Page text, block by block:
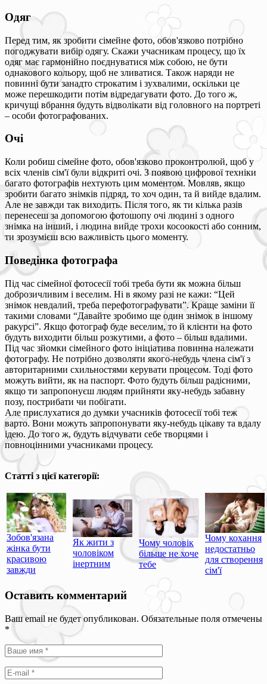
Одяг
Перед тим, як зробити сімейне фото, обов'язково потрібно
погоджувати вибір одягу. Скажи учасникам процесу, що їх
одяг має гармонійно поєднуватися між собою, не бути
однакового кольору, щоб не зливатися. Також наряди не
повинні бути занадто строкатим і зухвалими, оскільки це
може перешкодити потім відредагувати фото. До того ж,
кричущі вбрання будуть відволікати від головного на портреті
– особи фотографованих.
Очі
Коли робиш сімейне фото, обов'язково проконтролюй, щоб у
всіх членів сім'ї були відкриті очі. З появою цифрової техніки
багато фотографів нехтують цим моментом. Мовляв, якщо
зробити багато знімків підряд, то хоч один, та й вийде вдалим.
Але не завжди так виходить. Після того, як ти кілька разів
перенесеш за допомогою фотошопу очі людині з одного
знімка на інший, і людина вийде трохи косоокості або сонним,
ти зрозумієш всю важливість цього моменту.
Поведінка фотографа
Під час сімейної фотосесії тобі треба бути як можна більш
доброзичливим і веселим. Ні в якому разі не кажи: “Цей
знімок невдалий, треба перефотографувати”. Краще заміни її
такими словами “Давайте зробимо ще один знімок в іншому
ракурсі”. Якщо фотограф буде веселим, то й клієнти на фото
будуть виходити більш розкутими, а фото – більш вдалими.
Під час зйомки сімейного фото ініціатива повинна належати
фотографу. Не потрібно дозволяти якого-небудь члена сім'ї з
авторитарними схильностями керувати процесом. Тоді фото
можуть вийти, як на паспорт. Фото будуть більш радісними,
якщо ти запропонуєш людям прийняти яку-небудь забавну
позу, пострибати чи побігати.
Але прислухатися до думки учасників фотосесії тобі теж
варто. Вони можуть запропонувати яку-небудь цікаву та вдалу
ідею. До того ж, будуть відчувати себе творцями і
повноцінними учасниками процесу.
Статті з цієї категорії:
Зобов'язана
жінка бути
красивою
завжди
Як жити з
чоловіком
інертним
Чому чоловік
більше не хоче
тебе
Чому кохання
недостатньо
для створення
сім'ї
Оставить комментарий
Ваш email не будет опубликован. Обязательные поля отмечены
*